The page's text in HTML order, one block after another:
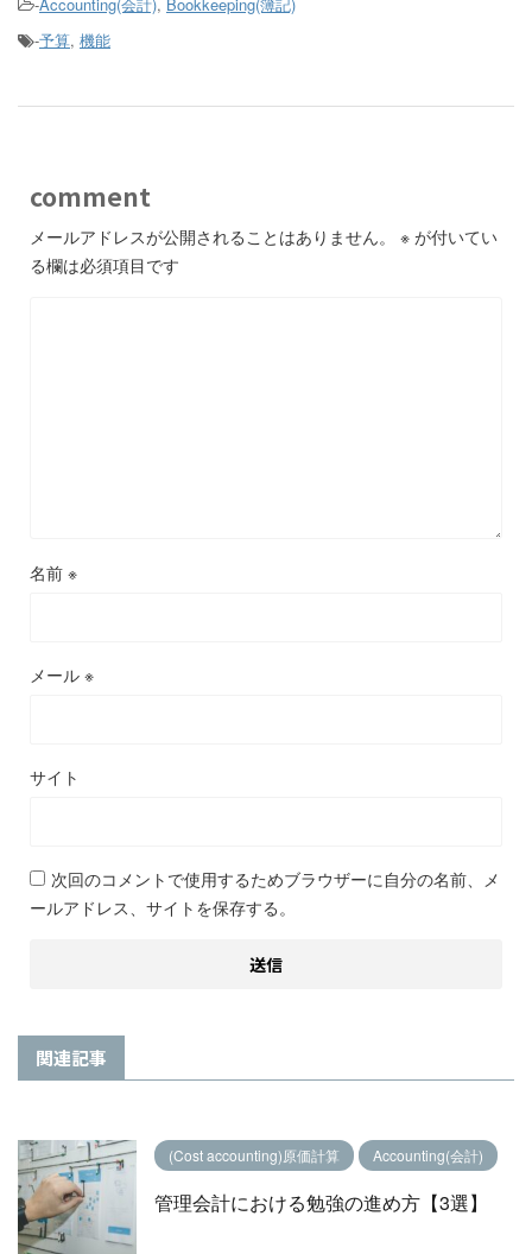
-予算, 機能
comment
メールアドレスが公開されることはありません。 ※ が付いてい
る欄は必須項目です
名前 ※
メール ※
サイト
次回のコメントで使用するためブラウザーに自分の名前、メ
ールアドレス、サイトを保存する。
関連記事
(Cost accounting)原価計算 Accounting(会計)
管理会計における勉強の進め方【3選】